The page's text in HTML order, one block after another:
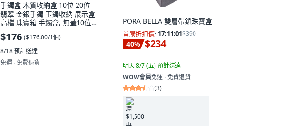
手鐲盒 木質收納盒 10位 20位
翡翠 金銀手鐲 玉鐲收納 展示盒
高檔 珠寶箱 手鐲盒, 無蓋10位
亞克力盒, 1個
$176 ($176.00/1個)
8/18預計送達
免運 ∙ 免費退貨
PORA BELLA 雙層帶鎖珠寶盒
首購折扣價· 17:11:00$390
40% $234
明天 8/7 (五)預計送達
WOW會員免運 ∙ 免費退貨
(3)